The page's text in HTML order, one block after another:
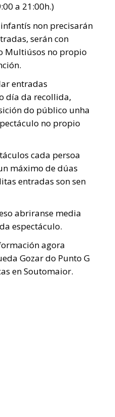
a 21:00h.)
non precisarán
serán con
Multiúsos no propio
entradas
día da recollida,
do público unha
no propio
cada persoa
máximo de dúas
entradas son sen
abriranse media
espectáculo.
agora
Gozar do Punto G
en Soutomaior.